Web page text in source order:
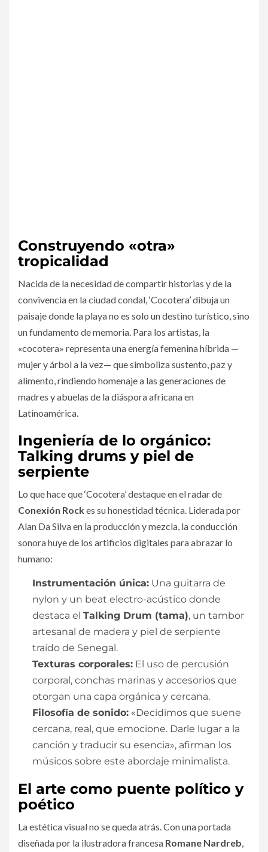
​Construyendo «otra»
tropicalidad
​Nacida de la necesidad de compartir historias y de la
convivencia en la ciudad condal, ‘Cocotera’ dibuja un
paisaje donde la playa no es solo un destino turístico, sino
un fundamento de memoria. Para los artistas, la
«cocotera» representa una energía femenina híbrida —
mujer y árbol a la vez— que simboliza sustento, paz y
alimento, rindiendo homenaje a las generaciones de
madres y abuelas de la diáspora africana en
Latinoamérica.
​Ingeniería de lo orgánico:
Talking drums y piel de
serpiente
​Lo que hace que ‘Cocotera’ destaque en el radar de
Conexión Rockes su honestidad técnica. Liderada por
Alan Da Silva en la producción y mezcla, la conducción
sonora huye de los artificios digitales para abrazar lo
humano:
Instrumentación única: Una guitarra de
nylon y un beat electro-acústico donde
destaca el Talking Drum (tama), un tambor
artesanal de madera y piel de serpiente
traído de Senegal.
Texturas corporales: El uso de percusión
corporal, conchas marinas y accesorios que
otorgan una capa orgánica y cercana.
Filosofía de sonido: «Decidimos que suene
cercana, real, que emocione. Darle lugar a la
canción y traducir su esencia», afirman los
músicos sobre este abordaje minimalista.
​El arte como puente político y
poético
​La estética visual no se queda atrás. Con una portada
diseñada por la ilustradora francesa Romane Nardreb